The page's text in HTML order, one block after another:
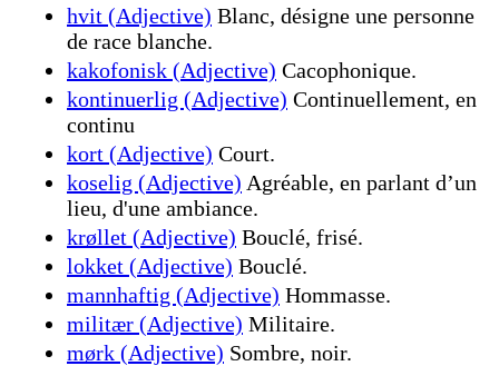
hvit (Adjective) Blanc, désigne une personne
de race blanche.
kakofonisk (Adjective) Cacophonique.
kontinuerlig (Adjective) Continuellement, en
continu
kort (Adjective) Court.
koselig (Adjective) Agréable, en parlant d’un
lieu, d'une ambiance.
krøllet (Adjective) Bouclé, frisé.
lokket (Adjective) Bouclé.
mannhaftig (Adjective) Hommasse.
militær (Adjective) Militaire.
mørk (Adjective) Sombre, noir.